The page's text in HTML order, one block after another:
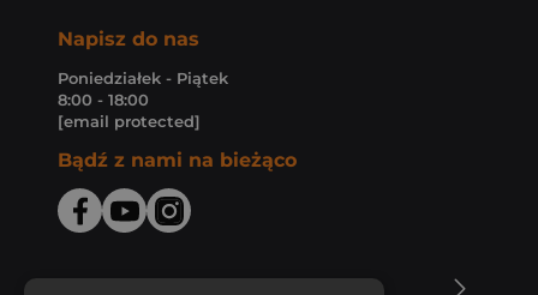
Napisz do nas
Poniedziałek - Piątek
8:00 - 18:00
[email protected]
Bądź z nami na bieżąco